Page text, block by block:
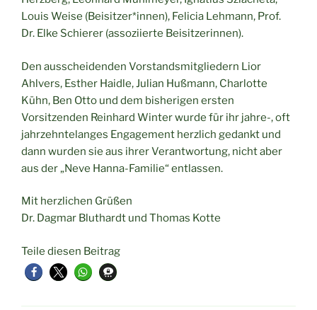
Louis Weise (Beisitzer*innen), Felicia Lehmann, Prof.
Dr. Elke Schierer (assoziierte Beisitzerinnen).
Den ausscheidenden Vorstandsmitgliedern Lior
Ahlvers, Esther Haidle, Julian Hußmann, Charlotte
Kühn, Ben Otto und dem bisherigen ersten
Vorsitzenden Reinhard Winter wurde für ihr jahre-, oft
jahrzehntelanges Engagement herzlich gedankt und
dann wurden sie aus ihrer Verantwortung, nicht aber
aus der „Neve Hanna-Familie“ entlassen.
Mit herzlichen Grüßen
Dr. Dagmar Bluthardt und Thomas Kotte
Teile diesen Beitrag